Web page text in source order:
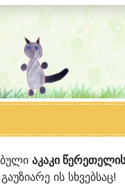
აკაკი წერეთელის
ის სხვებსაც!